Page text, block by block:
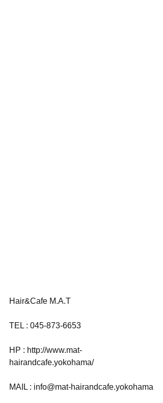
Hair&Cafe M.A.T
TEL : 045-873-6653
HP : http://www.mat-
hairandcafe.yokohama/
MAIL : info@mat-hairandcafe.yokohama